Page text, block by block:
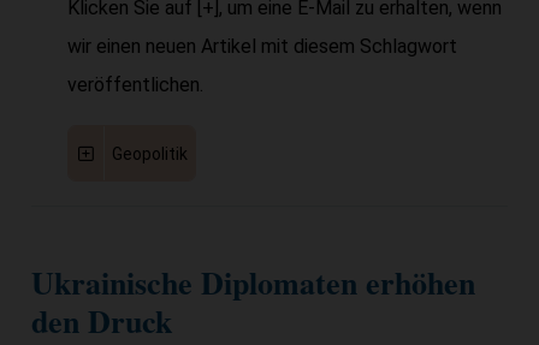
Klicken Sie auf [+], um eine E-Mail zu erhalten, wenn
wir einen neuen Artikel mit diesem Schlagwort
veröffentlichen.
Geopolitik
Ukrainische Diplomaten erhöhen
den Druck